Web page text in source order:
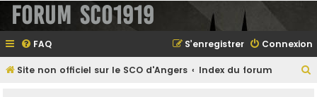
Forum SCO1919
FAQ Connexion
S’enregistrer
Site non officiel sur le SCO d'Angers Index du forum